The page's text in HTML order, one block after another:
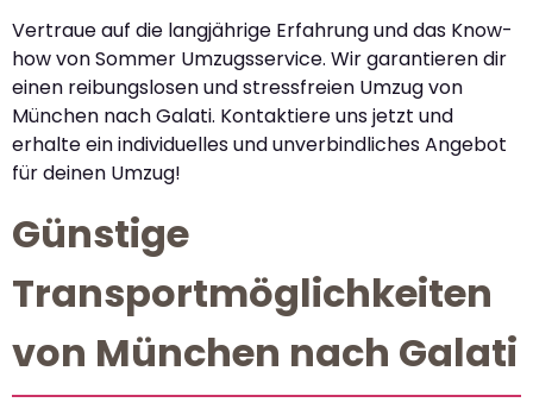
Vertraue auf die langjährige Erfahrung und das Know-
how von Sommer Umzugsservice. Wir garantieren dir
einen reibungslosen und stressfreien Umzug von
München nach Galati. Kontaktiere uns jetzt und
erhalte ein individuelles und unverbindliches Angebot
für deinen Umzug!
Günstige
Transportmöglichkeiten
von München nach Galati